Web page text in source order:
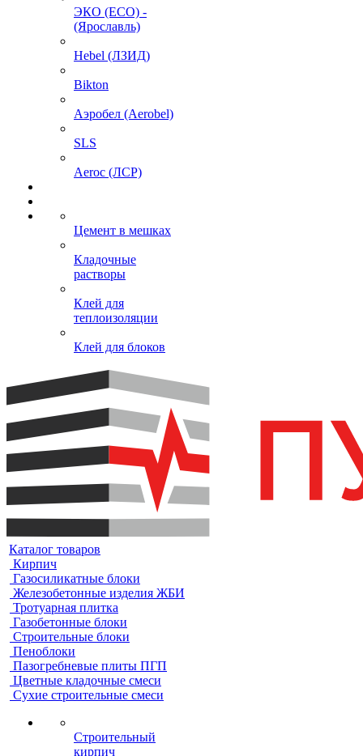
ЭКО (ECO) -
(Ярославль)
Hebel (ЛЗИД)
Bikton
Аэробел (Aerobel)
SLS
Aeroc (ЛСР)
Цемент в мешках
Кладочные
растворы
Клей для
теплоизоляции
Клей для блоков
Каталог товаров
Кирпич
Газосиликатные блоки
Железобетонные изделия ЖБИ
Тротуарная плитка
Газобетонные блоки
Строительные блоки
Пеноблоки
Пазогребневые плиты ПГП
Цветные кладочные смеси
Сухие строительные смеси
Строительный
кирпич